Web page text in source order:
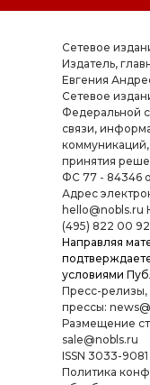
Сетевое
Издатель,
Евгения
Cетевое
Федеральной
связи,
принятия
ФС 77 - 84346
Адрес
hello@nobls.ru
(495) 822 00 92
Направляя
условиями
Пресс-релизы,
прессы:
Размещение
sale@nobls.ru
ISSN 3033-9081
Политика